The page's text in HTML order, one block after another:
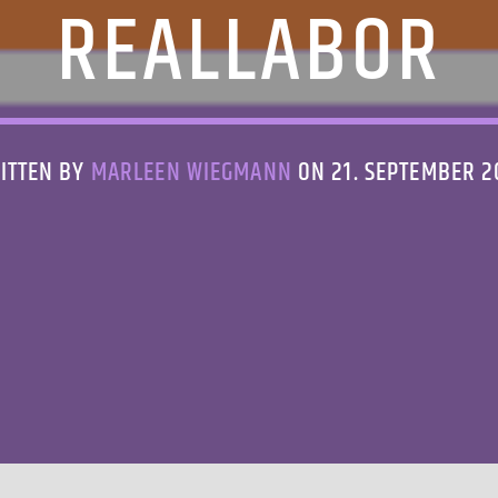
EALLABOR
BY MARLEEN WIEGMANN ON 21. SEPTEMBER